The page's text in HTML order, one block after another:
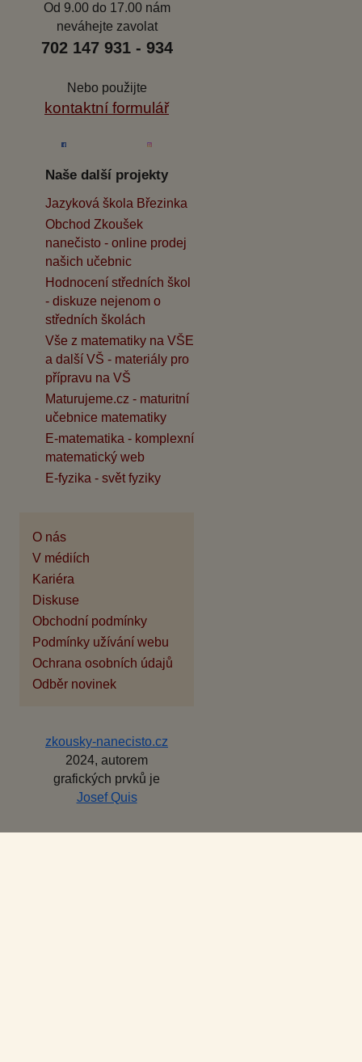
Od 9.00 do 17.00 nám
neváhejte zavolat
702 147 931 - 934
Nebo použijte
kontaktní formulář
Naše další projekty
Jazyková škola Březinka
Obchod Zkoušek
nanečisto - online prodej
našich učebnic
Hodnocení středních škol
- diskuze nejenom o
středních školách
Vše z matematiky na VŠE
a další VŠ - materiály pro
přípravu na VŠ
Maturujeme.cz - maturitní
učebnice matematiky
E-matematika - komplexní
matematický web
E-fyzika - svět fyziky
O nás
V médiích
Kariéra
Diskuse
Obchodní podmínky
Podmínky užívání webu
Ochrana osobních údajů
Odběr novinek
zkousky-nanecisto.cz
2024, autorem
grafických prvků je
Josef Quis